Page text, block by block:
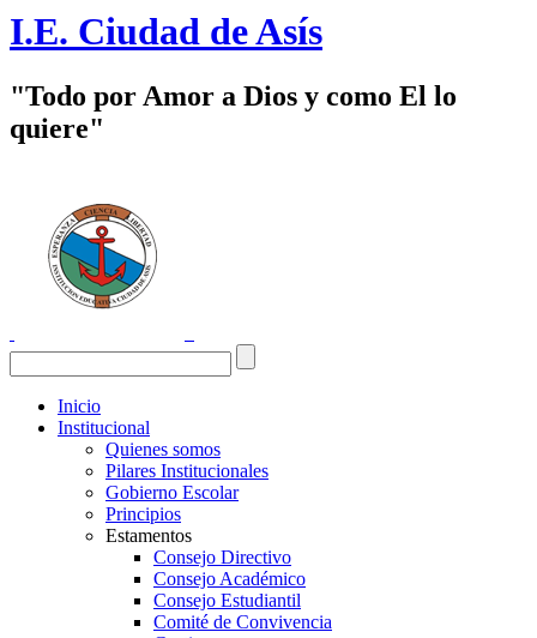
I.E. Ciudad de Asís
"Todo por Amor a Dios y como El lo
quiere"
Inicio
Institucional
Quienes somos
Pilares Institucionales
Gobierno Escolar
Principios
Estamentos
Consejo Directivo
Consejo Académico
Consejo Estudiantil
Comité de Convivencia